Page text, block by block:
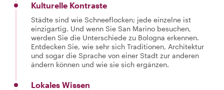
Kulturelle Kontraste
Städte sind wie Schneeflocken; jede einzelne ist
einzigartig. Und wenn Sie San Marino besuchen,
werden Sie die Unterschiede zu Bologna erkennen.
Entdecken Sie, wie sehr sich Traditionen, Architektur
und sogar die Sprache von einer Stadt zur anderen
ändern können und wie sie sich ergänzen.
Lokales Wissen